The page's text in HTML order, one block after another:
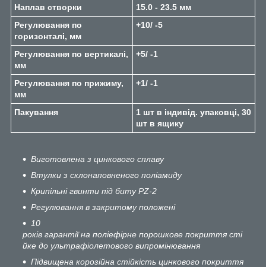
Наплав створки
15.0 - 23.5 мм
Регулювання по
горизонталі, мм
+10/ -5
Регулювання по вертикалі,
мм
+5/ -1
Регулювання по прижиму,
мм
+1/ -1
Пакування
1 шт в iндивiд. упаковцi, 30
шт в ящику
Виготовлена з цинкового сплаву
Втулки з склонаповненого полiамиду
Крипiльнi гвинти пiд биту PZ-2
Регулювання в закритому положенi
10
років гарантії на поліефірне порошкове покриття сті
йке до ультрафіолетового випромінювання
Підвищена корозійна стійкість цинкового покриття